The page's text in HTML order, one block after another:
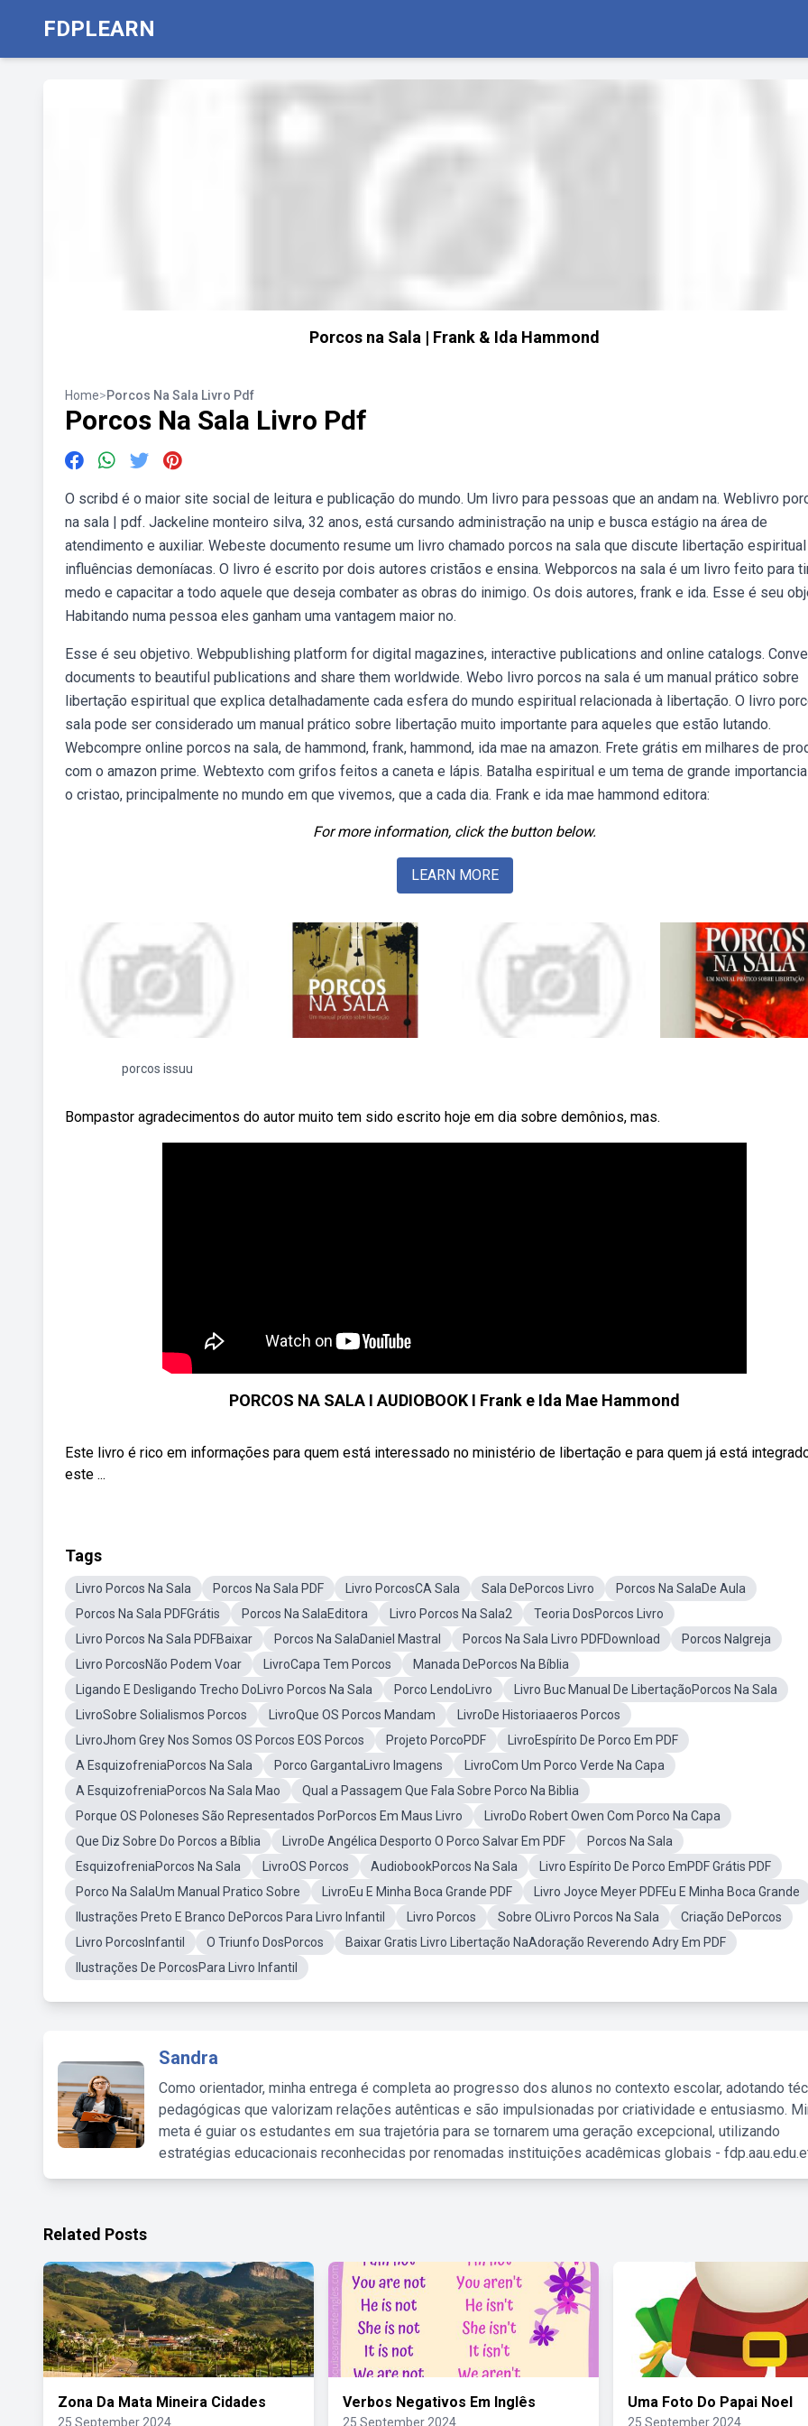
FDPLEARN
Porcos na Sala | Frank & Ida Hammond
Home>Porcos Na Sala Livro Pdf
Porcos Na Sala Livro Pdf
O scribd é o maior site social de leitura e publicação do mundo. Um livro para pessoas que an andam na. Weblivro
na sala | pdf. Jackeline monteiro silva, 32 anos, está cursando administração na unip e busca estágio na área de
atendimento e auxiliar. Webeste documento resume um livro chamado porcos na sala que discute libertação
influências demoníacas. O livro é escrito por dois autores cristãos e ensina. Webporcos na sala é um livro feito para
medo e capacitar a todo aquele que deseja combater as obras do inimigo. Os dois autores, frank e ida. Esse é seu
Habitando numa pessoa eles ganham uma vantagem maior no.
Esse é seu objetivo. Webpublishing platform for digital magazines, interactive publications and online catalogs.
documents to beautiful publications and share them worldwide. Webo livro porcos na sala é um manual prático sobre
libertação espiritual que explica detalhadamente cada esfera do mundo espiritual relacionada à libertação. O livro
sala pode ser considerado um manual prático sobre libertação muito importante para aqueles que estão lutando.
Webcompre online porcos na sala, de hammond, frank, hammond, ida mae na amazon. Frete grátis em milhares de
com o amazon prime. Webtexto com grifos feitos a caneta e lápis. Batalha espiritual e um tema de grande
o cristao, principalmente no mundo em que vivemos, que a cada dia. Frank e ida mae hammond editora:
For more information, click the button below.
LEARN MORE
porcos issuu
Bompastor agradecimentos do autor muito tem sido escrito hoje em dia sobre demônios, mas.
PORCOS NA SALA I AUDIOBOOK I Frank e Ida Mae Hammond
Este livro é rico em informações para quem está interessado no ministério de libertação e para quem já está
este ...
Tags
Livro Porcos Na Sala Porcos Na Sala PDF Livro PorcosCA Sala Sala DePorcos Livro
Porcos Na SalaDe Aula
Porcos Na Sala PDFGrátis
Porcos Na SalaEditora Livro Porcos Na Sala2
Teoria DosPorcos Livro
Livro Porcos Na Sala PDFBaixar
Porcos Na SalaDaniel Mastral Porcos Na Sala Livro PDFDownload
Porcos NaIgreja
Livro PorcosNão Podem Voar
LivroCapa Tem Porcos
Manada DePorcos Na Bíblia
Ligando E Desligando Trecho DoLivro Porcos Na Sala
Porco LendoLivro
Livro Buc Manual De LibertaçãoPorcos Na Sala
LivroSobre Solialismos Porcos
LivroQue OS Porcos Mandam
LivroDe Historiaaeros Porcos
LivroJhom Grey Nos Somos OS Porcos EOS Porcos
Projeto PorcoPDF
LivroEspírito De Porco Em PDF
A EsquizofreniaPorcos Na Sala
Porco GargantaLivro Imagens
LivroCom Um Porco Verde Na Capa
A EsquizofreniaPorcos Na Sala Mao
Qual a Passagem Que Fala Sobre Porco Na Biblia
Porque OS Poloneses São Representados PorPorcos Em Maus Livro
LivroDo Robert Owen Com Porco Na Capa
Que Diz Sobre Do Porcos a Bíblia
LivroDe Angélica Desporto O Porco Salvar Em PDF
Porcos Na Sala
EsquizofreniaPorcos Na Sala
LivroOS Porcos AudiobookPorcos Na Sala
Livro Espírito De Porco EmPDF Grátis PDF
Porco Na SalaUm Manual Pratico Sobre
LivroEu E Minha Boca Grande PDF
Livro Joyce Meyer PDFEu E Minha Boca Grande
Ilustrações Preto E Branco DePorcos Para Livro Infantil
Livro Porcos Sobre OLivro Porcos Na Sala
Criação DePorcos
Livro PorcosInfantil
O Triunfo DosPorcos
Baixar Gratis Livro Libertação NaAdoração Reverendo Adry Em PDF
Ilustrações De PorcosPara Livro Infantil
Sandra
Como orientador, minha entrega é completa ao progresso dos alunos no contexto escolar, adotando
pedagógicas que valorizam relações autênticas e são impulsionadas por criatividade e entusiasmo.
meta é guiar os estudantes em sua trajetória para se tornarem uma geração excepcional, utilizando
estratégias educacionais reconhecidas por renomadas instituições acadêmicas globais -
Related Posts
Zona Da Mata Mineira Cidades
25 September 2024
Verbos Negativos Em Inglês
25 September 2024
Uma Foto Do Papai Noel
25 September 2024